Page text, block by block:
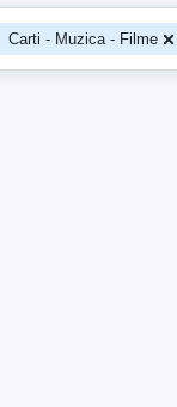
Carti - Muzica - Filme